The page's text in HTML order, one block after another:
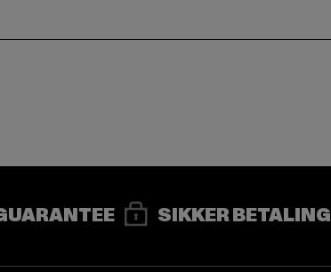
SIKKER BETALING